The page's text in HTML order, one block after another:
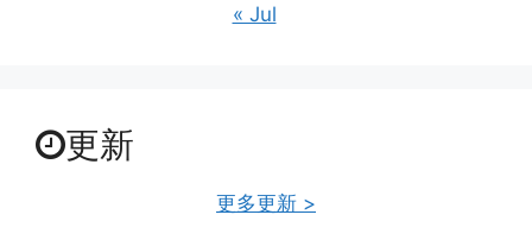
« Jul
更新
更多更新 >